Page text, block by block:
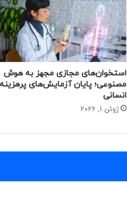
استخوان‌های مجازی مجهز به هوش
مصنوعی؛ پایان آزمایش‌های پرهزینه
انسانی
ژوئن 1, 2026